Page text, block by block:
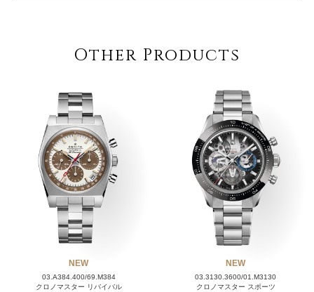
Other Products
NEW
03.A384.400/69.M384
クロノマスター リバイバル
NEW
03.3130.3600/01.M3130
クロノマスター スポーツ